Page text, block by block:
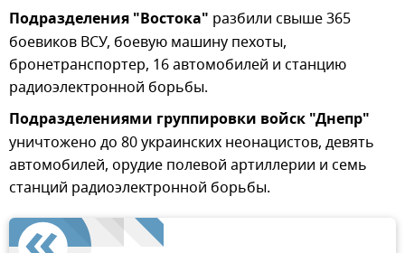
Подразделения "Востока" разбили свыше 365
боевиков ВСУ, боевую машину пехоты,
бронетранспортер, 16 автомобилей и станцию
радиоэлектронной борьбы.
Подразделениями группировки войск "Днепр"
уничтожено до 80 украинских неонацистов, девять
автомобилей, орудие полевой артиллерии и семь
станций радиоэлектронной борьбы.